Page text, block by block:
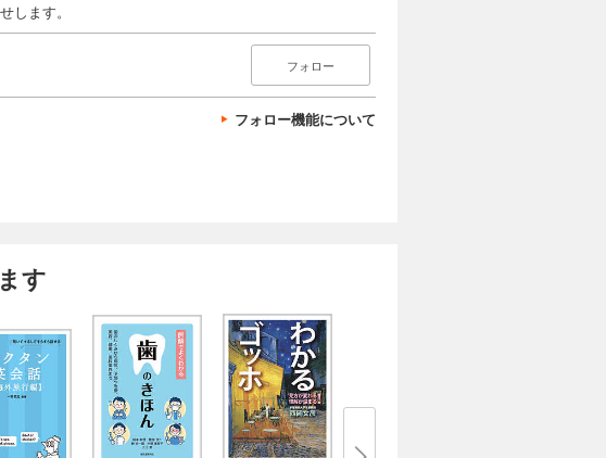
します。
フォロー
フォロー機能について
す